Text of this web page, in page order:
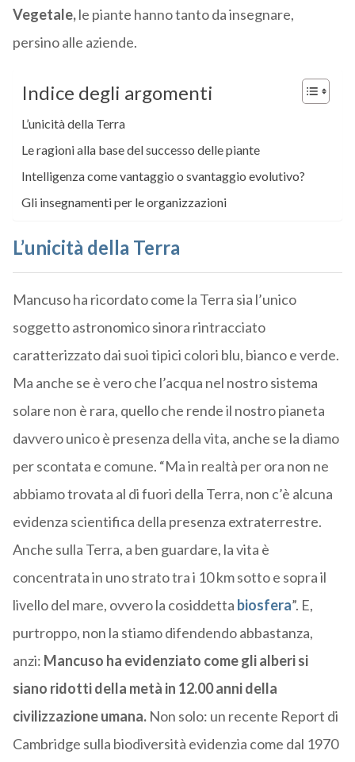
Vegetale,le piante hanno tanto da insegnare,
persino alle aziende.
Indice degli argomenti
L’unicità della Terra
Le ragioni alla base del successo delle piante
Intelligenza come vantaggio o svantaggio evolutivo?
Gli insegnamenti per le organizzazioni
L’unicità della Terra
Mancuso ha ricordato come la Terra sia l’unico
soggetto astronomico sinora rintracciato
caratterizzato dai suoi tipici colori blu, bianco e verde.
Ma anche se è vero che l’acqua nel nostro sistema
solare non è rara, quello che rende il nostro pianeta
davvero unico è presenza della vita, anche se la diamo
per scontata e comune. “Ma in realtà per ora non ne
abbiamo trovata al di fuori della Terra, non c’è alcuna
evidenza scientifica della presenza extraterrestre.
Anche sulla Terra, a ben guardare, la vita è
concentrata in uno strato tra i 10 km sotto e sopra il
livello del mare, ovvero la cosiddetta biosfera”. E,
purtroppo, non la stiamo difendendo abbastanza,
anzi: Mancuso ha evidenziato come gli alberi si
siano ridotti della metà in 12.00 anni della
civilizzazione umana.Non solo: un recente Report di
Cambridge sulla biodiversità evidenzia come dal 1970